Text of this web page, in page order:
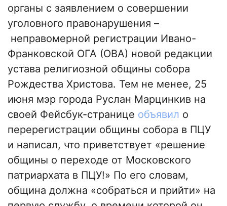
органы с заявлением о совершении
уголовного правонарушения –
неправомерной регистрации Ивано-
Франковской ОГА (ОВА) новой редакции
устава религиозной общины собора
Рождества Христова. Тем не менее, 25
июня мэр города Руслан Марцинкив на
своей Фейсбук-странице объявил о
перерегистрации общины собора в ПЦУ
и написал, что приветствует «решение
общины о переходе от Московского
патриархата в ПЦУ!» По его словам,
община должна «собраться и прийти» на